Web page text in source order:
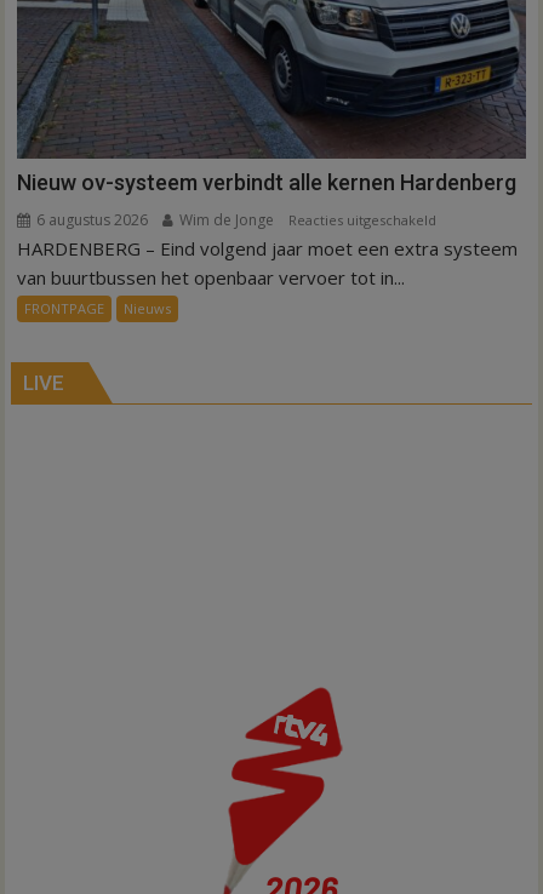
Nieuw ov-systeem verbindt alle kernen Hardenberg
6 augustus 2026 Wim de Jonge Reacties uitgeschakeld
Nieuw
Hardenberg
HARDENBERG – Eind volgend jaar moet een extra systeem
van buurtbussen het openbaar vervoer tot in...
FRONTPAGE Nieuws
LIVE